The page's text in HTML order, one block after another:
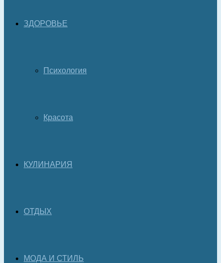
ЗДОРОВЬЕ
Психология
Красота
КУЛИНАРИЯ
ОТДЫХ
МОДА И СТИЛЬ